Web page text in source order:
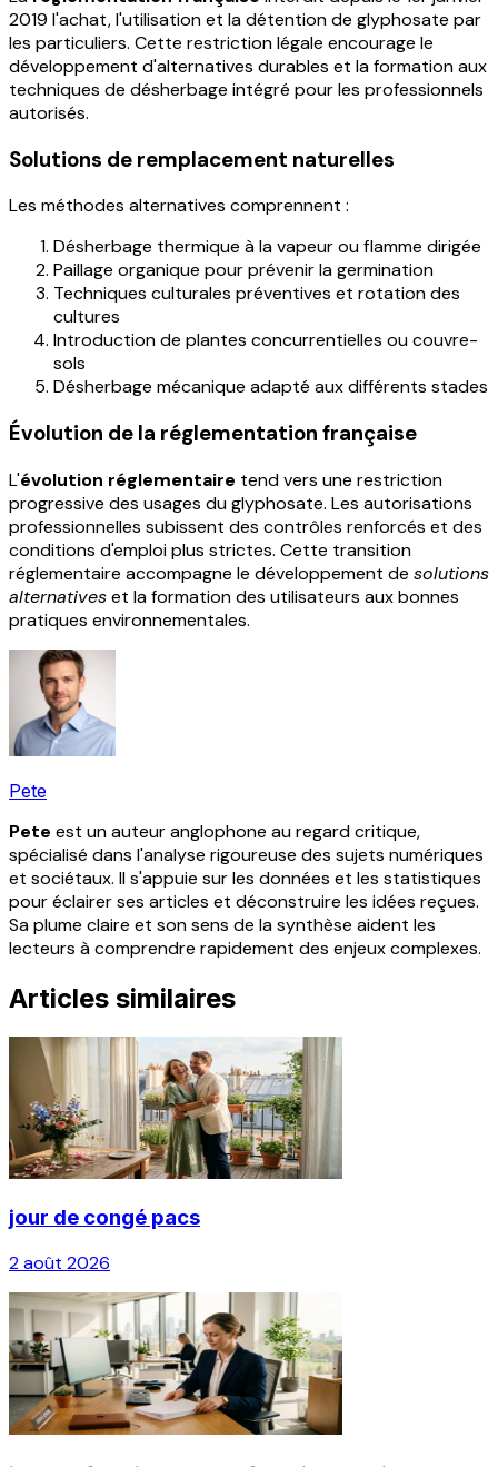
2019 l'achat, l'utilisation et la détention de glyphosate par
les particuliers. Cette restriction légale encourage le
développement d'alternatives durables et la formation aux
techniques de désherbage intégré pour les professionnels
autorisés.
Solutions de remplacement naturelles
Les méthodes alternatives comprennent :
Désherbage thermique à la vapeur ou flamme dirigée
Paillage organique pour prévenir la germination
Techniques culturales préventives et rotation des
cultures
Introduction de plantes concurrentielles ou couvre-
sols
Désherbage mécanique adapté aux différents stades
Évolution de la réglementation française
L'évolution réglementaire tend vers une restriction
progressive des usages du glyphosate. Les autorisations
professionnelles subissent des contrôles renforcés et des
conditions d'emploi plus strictes. Cette transition
réglementaire accompagne le développement de solutions
alternativeset la formation des utilisateurs aux bonnes
pratiques environnementales.
Pete
Pete est un auteur anglophone au regard critique,
spécialisé dans l'analyse rigoureuse des sujets numériques
et sociétaux. Il s'appuie sur les données et les statistiques
pour éclairer ses articles et déconstruire les idées reçues.
Sa plume claire et son sens de la synthèse aident les
lecteurs à comprendre rapidement des enjeux complexes.
Articles similaires
jour de congé pacs
2 août 2026